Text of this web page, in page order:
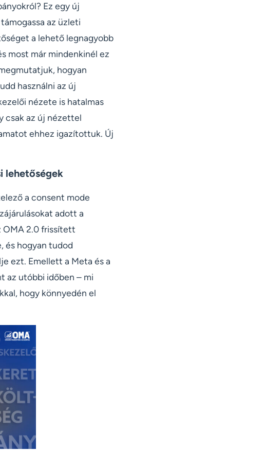
Ez egy új
az üzleti
a lehető legnagyobb
most már mindenkinél ez
hogyan
használni az új
nézete is hatalmas
csak az új nézettel
ehhez igazítottuk. Új
lehetőségek
a consent mode
adott a
OMA 2.0 frissített
és hogyan tudod
ezt. Emellett a Meta és a
az utóbbi időben – mi
hogy könnyedén el